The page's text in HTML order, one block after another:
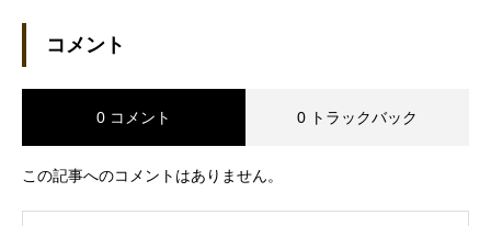
コメント
0 コメント 0 トラックバック
この記事へのコメントはありません。